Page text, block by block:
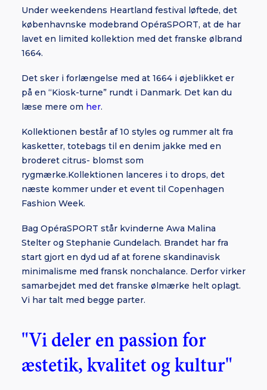
BORNHOLM
SUBSCRIBE
Under weekendens Heartland festival løftede, det
københavnske modebrand OpéraSPORT, at de har
lavet en limited kollektion med det franske ølbrand
1664.
Det sker i forlængelse med at 1664 i øjeblikket er
på en “Kiosk-turne” rundt i Danmark. Det kan du
læse mere om her.
Kollektionen består af 10 styles og rummer alt fra
kasketter, totebags til en denim jakke med en
broderet citrus- blomst som
rygmærke.Kollektionen lanceres i to drops, det
næste kommer under et event til Copenhagen
Fashion Week.
Bag OpéraSPORT står kvinderne Awa Malina
Stelter og Stephanie Gundelach. Brandet har fra
start gjort en dyd ud af at forene skandinavisk
minimalisme med fransk nonchalance. Derfor virker
samarbejdet med det franske ølmærke helt oplagt.
Vi har talt med begge parter.
"Vi deler en passion for
æstetik, kvalitet og kultur"